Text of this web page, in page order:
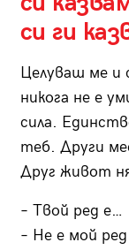
си ги
Целуваш ме и
никога не е
сила.
теб. Други
Друг живот
– Твой ред е…
– Не е мой